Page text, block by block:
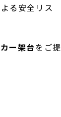
る安全リス
ー架台をご提